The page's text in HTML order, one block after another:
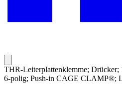
THR-Leiterplattenklemme; Drücker;
6-polig; Push-in CAGE CLAMP®;